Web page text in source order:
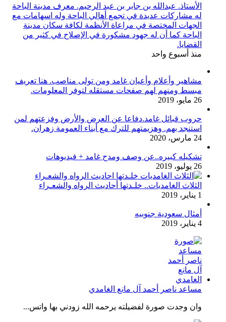
الأستاذ. عبدالله بن جابر بن عبد الرحيم. معرف مدينة الباحة
له مشاركات عديدة في تجمع أهالي الباحة وله اسهامات مع
الجهات المختصة في مراعاة الأنظمة لكافة سكان مدينة
الباحة كما أن له جهود مشكورة في الإصلاح في كثير من
القضايا.
منذ أسبوع واحد
مشاهير وأعلام وأعيان غامد ومن تولى مناصب. هنا تعريف
مبسط ومنهم لهم صفحات مستقله لتوفر المعلومات.
26 مايو، 2019
حروب قبائل غامد.دفاعا عن العرض والأرض وفزعتهم لمن
استنجد بهم. وهزيمتهم للترك مع أبناء العمومة زهران.
24 مارس، 2020
تشكيله كبيره..عن وصف ومدح غامد + فيديوهات
26 يوليو، 2019
الثلاث الغامديات.. خلـدتها أحاديث الرواه والشعـراء
1 يناير، 2019
أمثال سعودية جنوبيه
4 يناير، 2019
مساعد ناصر أحمد آل مانع الغامدي
وان وجدت صورة لفضيلته يرحمه الله زودني بها واتس...